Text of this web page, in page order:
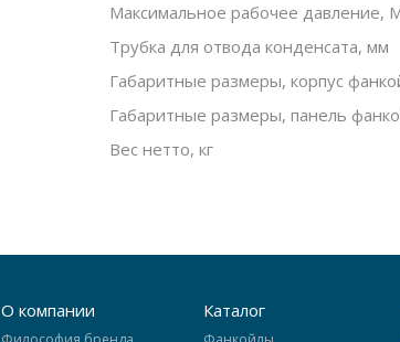
Максимальное рабочее давление,
Трубка для отвода конденсата, мм
Габаритные размеры, корпус
Габаритные размеры, панель
Вес нетто, кг
О компании Каталог